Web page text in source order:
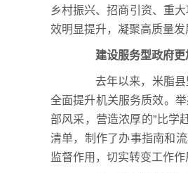
乡村振兴、招商引资、重
效明显提升，凝聚高质量
建设服务型政府更
去年以来，米脂县
全面提升机关服务质效。
部风采，营造浓厚的"比学
清单，制作了办事指南和
监督作用，切实转变工作